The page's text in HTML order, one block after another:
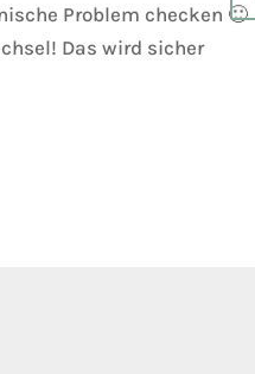
Problem checken 🙂
Das wird sicher